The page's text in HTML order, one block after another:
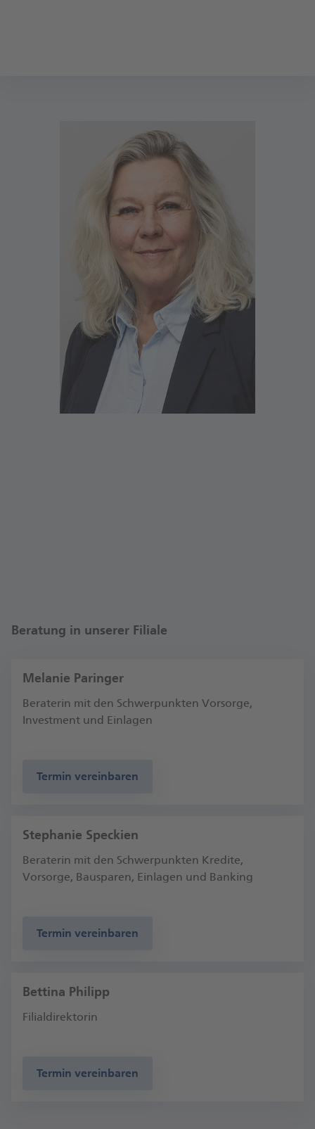
Auch außerhalb der Filiale sind wir für Sie da – mit
unseren digitalen Services sogar rund um die Uhr.
Beratung in unserer Filiale
Melanie Paringer
Beraterin mit den Schwerpunkten Vorsorge,
Investment und Einlagen
Termin vereinbaren
Stephanie Speckien
Beraterin mit den Schwerpunkten Kredite,
Vorsorge, Bausparen, Einlagen und Banking
Termin vereinbaren
Bettina Philipp
Filialdirektorin
Termin vereinbaren